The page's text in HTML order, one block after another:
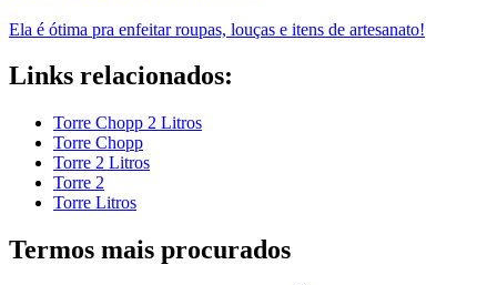
Ela é ótima pra enfeitar roupas, louças e itens de artesanato!
Links relacionados:
Torre Chopp 2 Litros
Torre Chopp
Torre 2 Litros
Torre 2
Torre Litros
Termos mais procurados